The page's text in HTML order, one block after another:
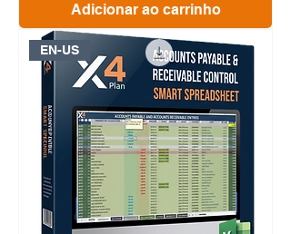
Adicionar ao carrinho
EN-US